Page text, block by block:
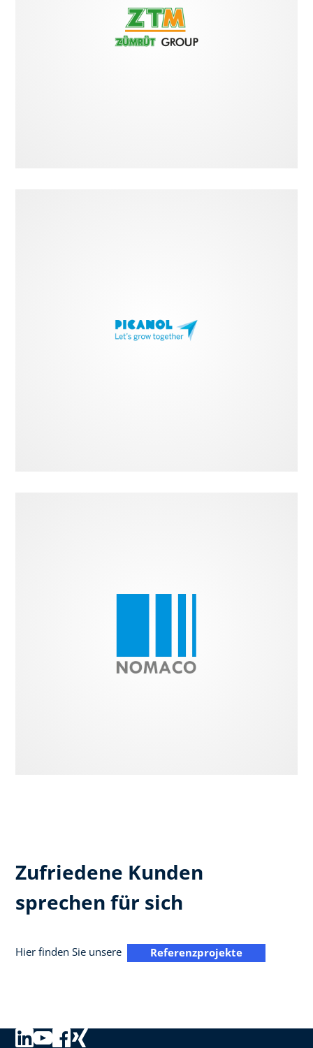
Zufriedene Kunden
sprechen für sich
Hier finden Sie unsere Referenzprojekte